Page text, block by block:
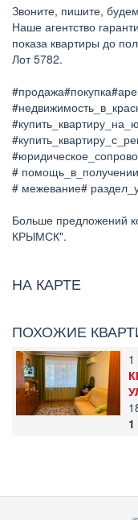
Звоните, пишите,
Наше агентство
показа квартиры до
Лот 5782.
#
# межевание#
Больше предложений
КРЫМСК".
НА КАРТЕ
ПОХОЖИЕ
1